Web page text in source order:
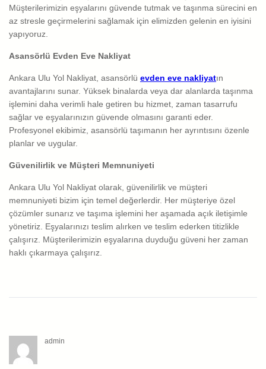
Müşterilerimizin eşyalarını güvende tutmak ve taşınma sürecini en
az stresle geçirmelerini sağlamak için elimizden gelenin en iyisini
yapıyoruz.
Asansörlü Evden Eve Nakliyat
Ankara Ulu Yol Nakliyat, asansörlü evden eve nakliyatın
avantajlarını sunar. Yüksek binalarda veya dar alanlarda taşınma
işlemini daha verimli hale getiren bu hizmet, zaman tasarrufu
sağlar ve eşyalarınızın güvende olmasını garanti eder.
Profesyonel ekibimiz, asansörlü taşımanın her ayrıntısını özenle
planlar ve uygular.
Güvenilirlik ve Müşteri Memnuniyeti
Ankara Ulu Yol Nakliyat olarak, güvenilirlik ve müşteri
memnuniyeti bizim için temel değerlerdir. Her müşteriye özel
çözümler sunarız ve taşıma işlemini her aşamada açık iletişimle
yönetiriz. Eşyalarınızı teslim alırken ve teslim ederken titizlikle
çalışırız. Müşterilerimizin eşyalarına duyduğu güveni her zaman
haklı çıkarmaya çalışırız.
admin